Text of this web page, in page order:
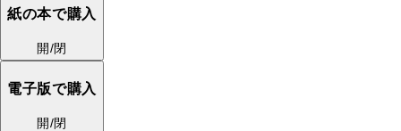
紙の本で購入
開/閉
電子版で購入
開/閉